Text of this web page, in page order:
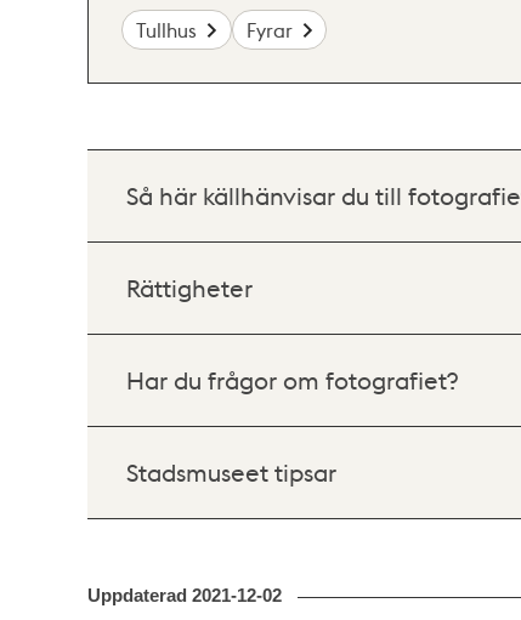
Tullhus Fyrar
Så här källhänvisar du till
Rättigheter
Har du frågor om fotografiet?
Stadsmuseet tipsar
Uppdaterad 2021-12-02